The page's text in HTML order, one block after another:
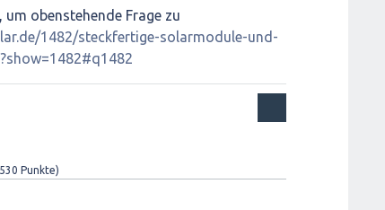
obenstehende Frage zu
1482/steckfertige-solarmodule-und-
Punkte)